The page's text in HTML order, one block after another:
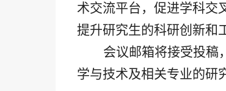
术交流平台，促进学科交
提升研究生的科研创新和
会议邮箱将接受投稿
学与技术及相关专业的研